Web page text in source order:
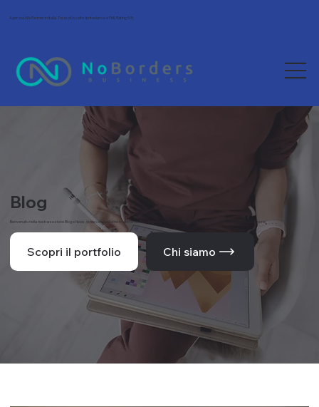
Agenzia Wix Partner in Italia. Tra le più scelte da freelance e PMI. Rating 5/5.
Blog
Benvenuto nella nostra sezione Blog e News, dove condividiamo le ultime novità, tendenze e approfondimenti dal mondo del web e della comunicazione.
Scopri il portfolio Chi siamo